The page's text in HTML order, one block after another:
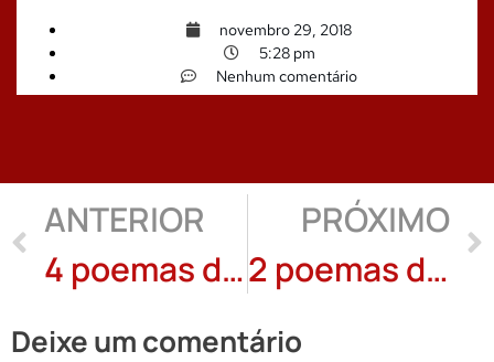
novembro 29, 2018
5:28 pm
Nenhum comentário
ANTERIOR
4 poemas de Clarissa Macedo
PRÓXIMO
2 poemas de Ian Veink
Deixe um comentário